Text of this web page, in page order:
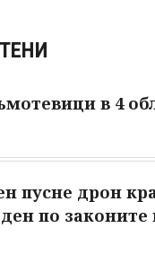
в 4
пусне дрон
по